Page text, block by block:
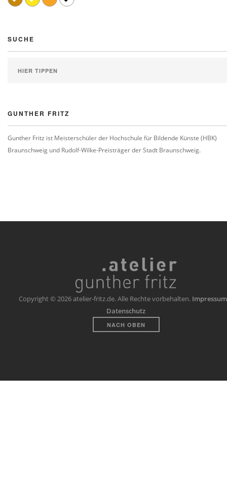
SUCHE
GUNTHER FRITZ
Gunther Fritz ist Meisterschüler der Hochschule für Bildende Künste (HBK)
Braunschweig und Rudolf-Wilke-Preisträger der Stadt Braunschweig.
Copyright © 2026 atelier-fritz.de. Alle Rechte vorbehalten.
Datenschutz
NACH OBEN